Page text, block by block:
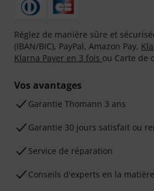
Réglez de manière sûre et
(IBAN/BIC), PayPal, Amazon Pay,
Klarna Payer en 3 fois ou Carte de
Vos avantages
Ga­ran­tie Thomann 3 ans
Garantie 30 jours satisfait ou
Service de réparation
Conseils d'experts en la matière